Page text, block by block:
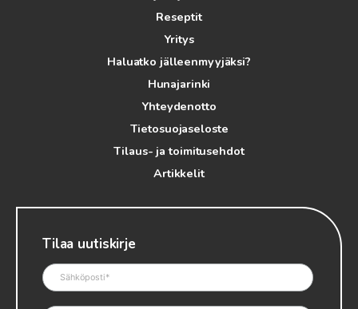
Reseptit
Yritys
Haluatko jälleenmyyjäksi?
Hunajarinki
Yhteydenotto
Tietosuojaseloste
Tilaus- ja toimitusehdot
Artikkelit
Tilaa uutiskirje